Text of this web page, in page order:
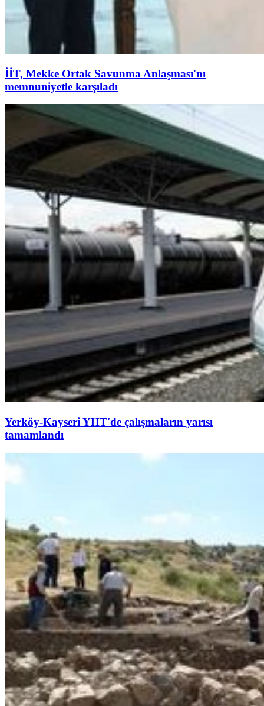
İİT, Mekke Ortak Savunma Anlaşması'nı
memnuniyetle karşıladı
Yerköy-Kayseri YHT'de çalışmaların yarısı
tamamlandı